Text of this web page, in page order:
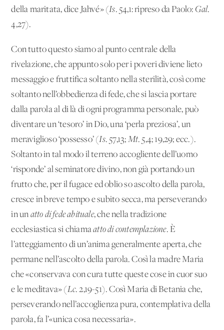
della maritata, dice Jahvé» (Is. 54,1:ripreso da Paolo: Gal.
4,27).
Con tutto questo siamo al punto centrale della
rivelazione, che appunto solo per i poveri diviene lieto
messaggio e fruttifica soltanto nella sterilità, così come
soltanto nell’obbedienza di fede, che si lascia portare
dalla parola al di là di ogni programma personale, può
diventare un ‘tesoro’ in Dio, una ‘perla preziosa’, un
meraviglioso ‘possesso’ (Is. 57,13; Mt. 5,4; 19,29; ecc.).
Soltanto in tal modo il terreno accogliente dell’uomo
‘risponde’ al seminatore divino, non già portando un
frutto che, per il fugace ed oblio so ascolto della parola,
cresce in breve tempo e subito secca, ma perseverando
in un atto di fede abituale,che nella tradizione
ecclesiastica si chiamaatto di contemplazione. È
l’atteggiamento di un’anima generalmente aperta, che
permane nell’ascolto della parola. Così la madre Maria
che «conservava con cura tutte queste cose in cuor suo
e le meditava» (Lc. 2,19-51). Così Maria di Betania che,
perseverando nell’accoglienza pura, contemplativa della
parola, fa l’«unica cosa necessaria».